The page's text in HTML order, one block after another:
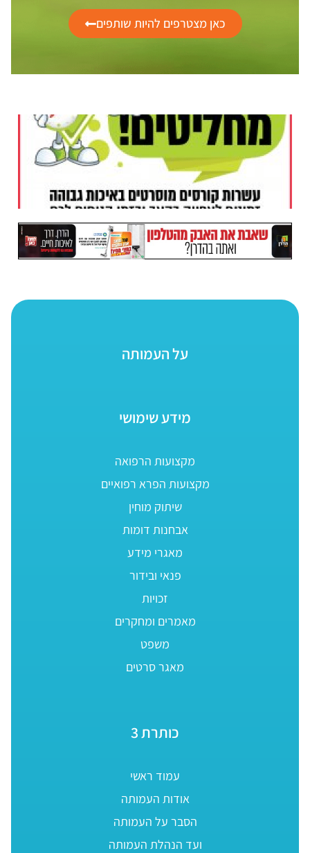
כאן מצטרפים להיות שותפים
על העמותה
מידע שימושי
מקצועות הרפואה
מקצועות הפרא רפואיים
שיתוק מוחין
אבחנות דומות
מאגרי מידע
פנאי ובידור
זכויות
מאמרים ומחקרים
משפט
מאגר סרטים
כותרת 3
עמוד ראשי
אודות העמותה
הסבר על העמותה
ועד הנהלת העמותה